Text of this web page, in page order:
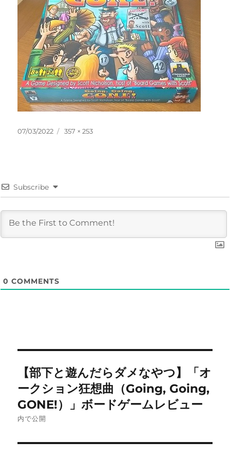
投
07/03/2022
フ
357 × 253
Subscribe
0 COMMENTS
稿
ナ
ビ
ゲ
【部下と遊んだらダメなやつ】「オ
ークション狂想曲（Going, Going,
GONE!）」ボードゲームレビュー
内で公開